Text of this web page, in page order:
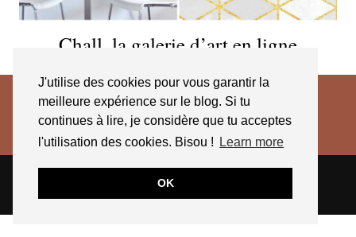
J'utilise des cookies pour vous garantir la
meilleure expérience sur le blog. Si tu
continues à lire, je considère que tu acceptes
l'utilisation des cookies. Bisou !
Learn more
OK
Chall, la galerie d’art en ligne
THEME CREATED BYpipdig